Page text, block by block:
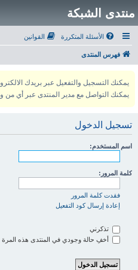
منتدى الشبكة
الأسئلة المتكررة القوانين
فهرس المنتدى
يمكنك التواصل مع مدير المنتدى عبر أي من
تسجيل الدخول
اسم المستخدم:
كلمة المرور:
فقدت كلمة المرور
إعادة إرسال كود التفعيل
تذكرني
أخفِ حالة وجودي في المنتدى هذه المرة